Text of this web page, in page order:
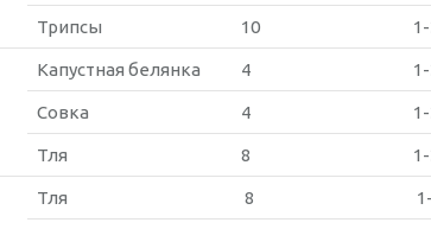
Трипсы 10
Капустная белянка 4
Совка 4
Тля 8
Тля 8